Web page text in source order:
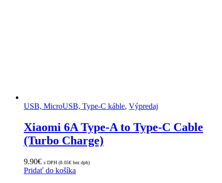
USB, MicroUSB, Type-C káble, Výpredaj
Xiaomi 6A Type-A to Type-C Cable
(Turbo Charge)
9.90€ s DPH (8.05€ bez dph)
Pridať do košíka